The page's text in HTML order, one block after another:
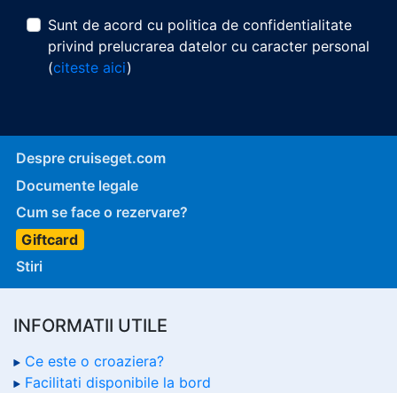
Sunt de acord cu politica de confidentialitate
privind prelucrarea datelor cu caracter personal
(citeste aici)
Despre cruiseget.com
Documente legale
Cum se face o rezervare?
Giftcard
Stiri
INFORMATII UTILE
Ce este o croaziera?
Facilitati disponibile la bord